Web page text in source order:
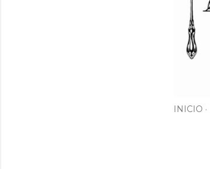
INICIO